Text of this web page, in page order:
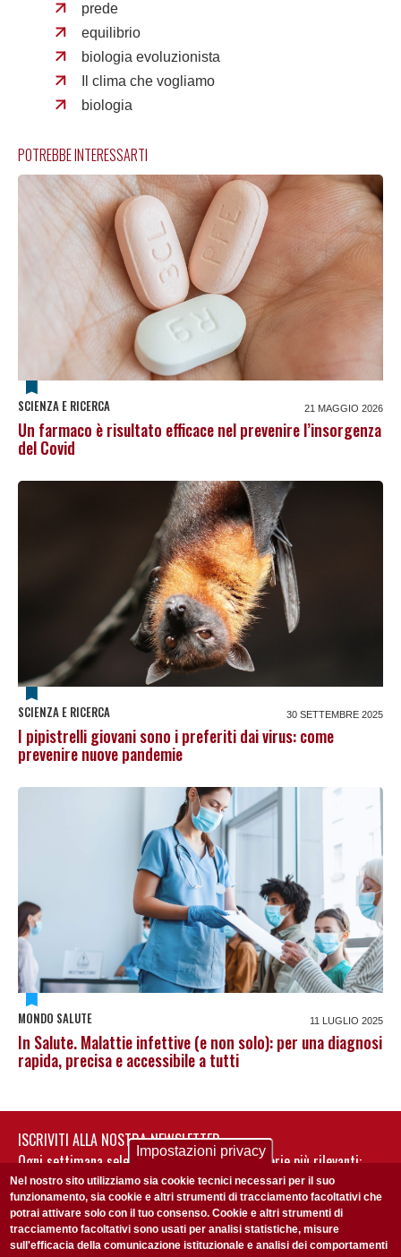
prede
equilibrio
biologia evoluzionista
Il clima che vogliamo
biologia
POTREBBE INTERESSARTI
SCIENZA E RICERCA 21 MAGGIO 2026
Un farmaco è risultato efficace nel prevenire l’insorgenza
del Covid
SCIENZA E RICERCA 30 SETTEMBRE 2025
I pipistrelli giovani sono i preferiti dai virus: come
prevenire nuove pandemie
MONDO SALUTE 11 LUGLIO 2025
In Salute. Malattie infettive (e non solo): per una diagnosi
rapida, precisa e accessibile a tutti
ISCRIVITI ALLA NOSTRA NEWSLETTER
Ogni settimana selezioniamo per te nostre storie più rilevanti:
non perderti gli aggiornamenti della nostra newsletter
Impostazioni privacy
Nel nostro sito utilizziamo sia cookie tecnici necessari per il suo
funzionamento, sia cookie e altri strumenti di tracciamento facoltativi che
potrai attivare solo con il tuo consenso. Cookie e altri strumenti di
tracciamento facoltativi sono usati per analisi statistiche, misure
sull'efficacia della comunicazione istituzionale e analisi dei comportamenti